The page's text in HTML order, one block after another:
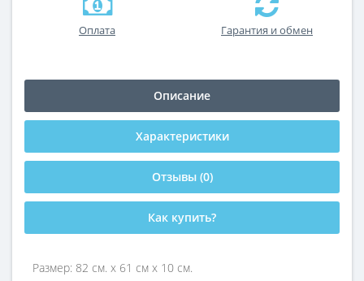
Оплата Гарантия и обмен
Описание
Характеристики
Отзывы (0)
Как купить?
Размер: 82 см. х 61 см х 10 см.